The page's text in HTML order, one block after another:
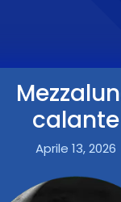
calante
Aprile 13, 2026